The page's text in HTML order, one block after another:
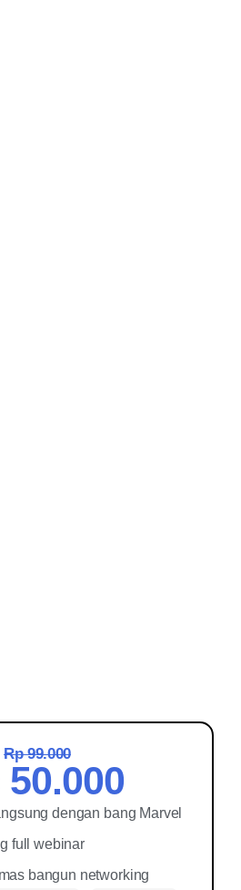
Rp 99.000
50.000
dengan bang Marvel
full webinar
bangun networking